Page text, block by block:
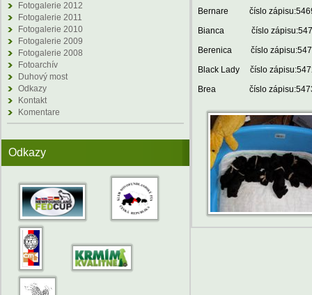
Fotogalerie 2012
Fotogalerie 2011
Fotogalerie 2010
Fotogalerie 2009
Fotogalerie 2008
Fotoarchív
Duhový most
Odkazy
Kontakt
Komentare
Odkazy
Bernare číslo
Bianca číslo
Berenica číslo
Black Lady číslo
Brea číslo